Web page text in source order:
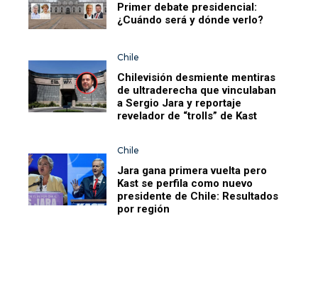
Primer debate presidencial:
¿Cuándo será y dónde verlo?
Chile
Chilevisión desmiente mentiras
de ultraderecha que vinculaban
a Sergio Jara y reportaje
revelador de “trolls” de Kast
Chile
Jara gana primera vuelta pero
Kast se perfila como nuevo
presidente de Chile: Resultados
por región